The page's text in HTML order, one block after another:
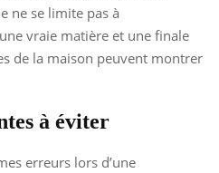
ne se limite pas à
vraie matière et une finale
de la maison peuvent montrer
à éviter
erreurs lors d’une